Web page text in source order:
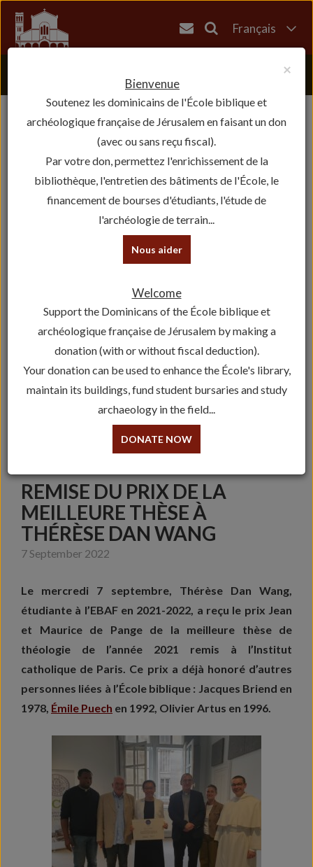
Français
עברית
REMISE DU PRIX DE LA
MEILLEURE THÈSE À
THÉRÈSE DAN WANG
7 September 2022
Le mercredi 7 septembre, Thérèse Dan Wang,
étudiante à l’EBAF en 2021-2022, a reçu le prix Jean
et Maurice de Pange de la meilleure thèse de
théologie de l’année 2021 remis à l’Institut
catholique de Paris. Ce prix a déjà honoré d’autres
personnes liées à l’École biblique : Jacques Briend en
1978, Émile Puech en 1992, Olivier Artus en 1996.
×
Bienvenue
Soutenez les dominicains de l'École biblique et
archéologique française de Jérusalem en faisant un don
(avec ou sans reçu fiscal).
Par votre don, permettez l'enrichissement de la
bibliothèque, l'entretien des bâtiments de l'École, le
financement de bourses d'étudiants, l'étude de
l'archéologie de terrain...
Nous aider
Welcome
Support the Dominicans of the École biblique et
archéologique française de Jérusalem by making a
donation (with or without fiscal deduction).
Your donation can be used to enhance the École's library,
maintain its buildings, fund student bursaries and study
archaeology in the field...
DONATE NOW